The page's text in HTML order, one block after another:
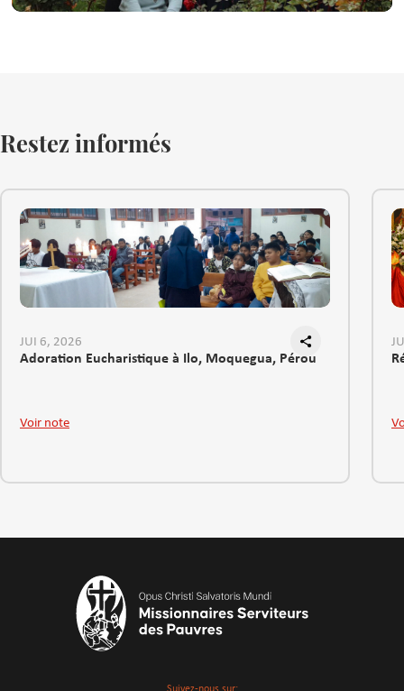
Restez informés
JUI 6, 2026
Adoration Eucharistique à Ilo, Moquegua, Pérou
Voir note
Suivez-nous sur: